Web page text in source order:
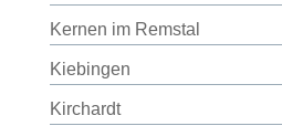
Kernen im Remstal
Kiebingen
Kirchardt